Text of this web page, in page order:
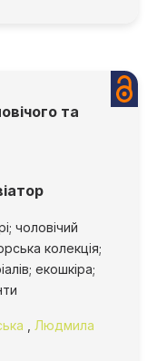
та
чоловічий
колекція;
екошкіра;
Людмила